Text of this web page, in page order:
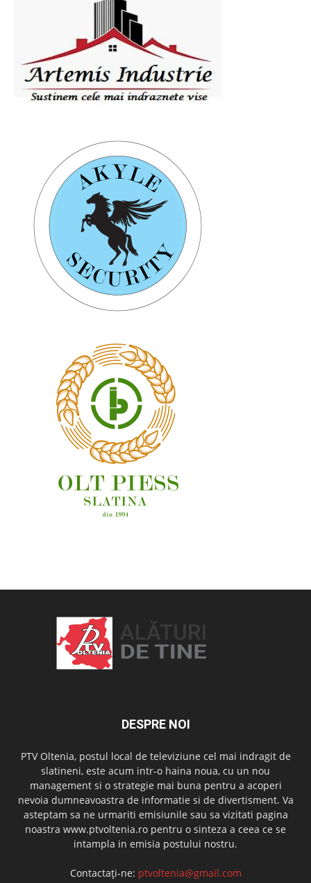
DESPRE NOI
PTV Oltenia, postul local de televiziune cel mai indragit de
slatineni, este acum intr-o haina noua, cu un nou
management si o strategie mai buna pentru a acoperi
nevoia dumneavoastra de informatie si de divertisment. Va
asteptam sa ne urmariti emisiunile sau sa vizitati pagina
noastra www.ptvoltenia.ro pentru o sinteza a ceea ce se
intampla in emisia postului nostru.
Contactați-ne: ptvoltenia@gmail.com